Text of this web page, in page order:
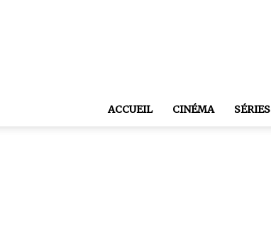
ACCUEIL CINÉMA SÉRIES